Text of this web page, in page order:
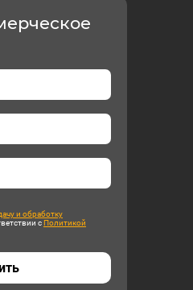
и обработку
с Политикой